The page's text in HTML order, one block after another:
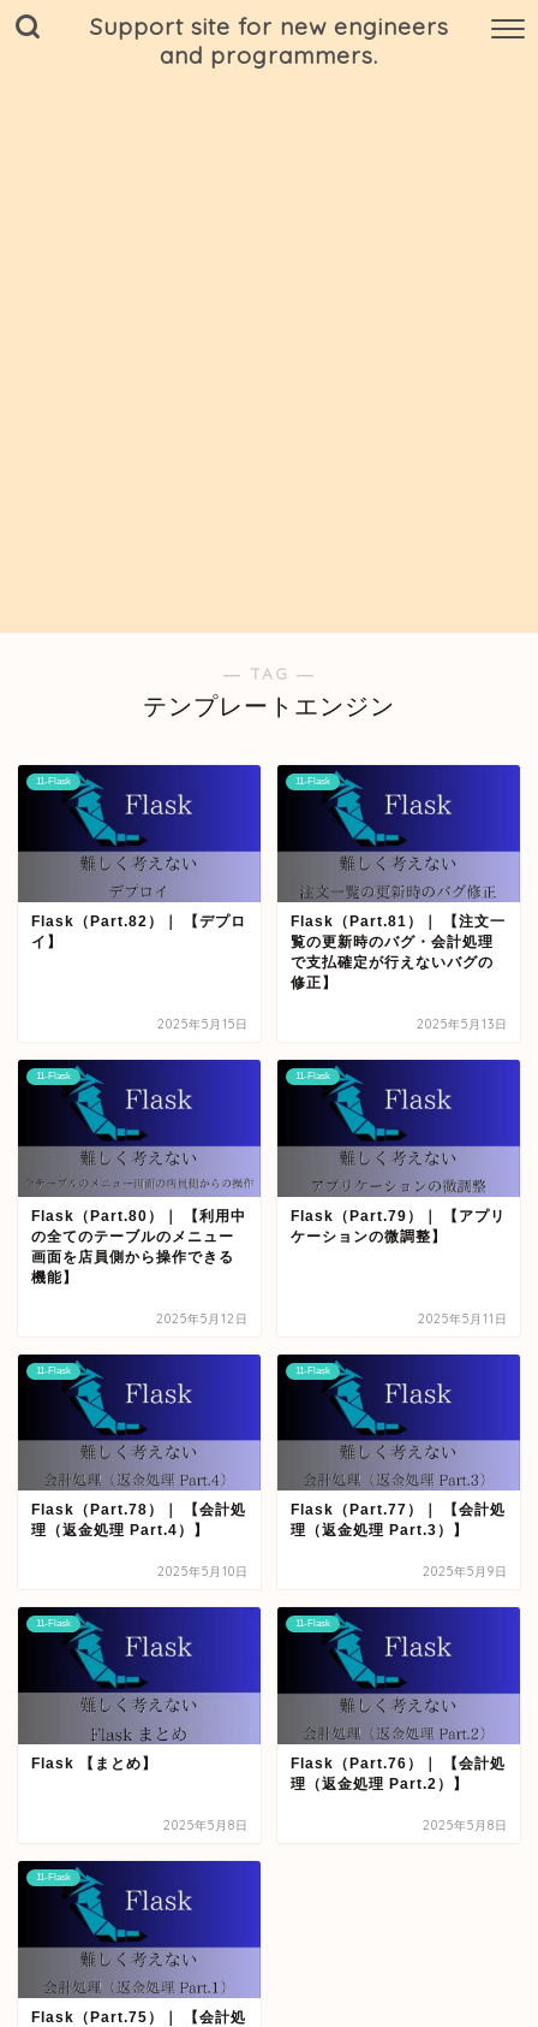
Support site for new engineers
and programmers.
― TAG ―
テンプレートエンジン
11-Flask
Flask（Part.82）｜ 【デプロ
イ】
2025年5月15日
11-Flask
Flask（Part.81）｜ 【注文一
覧の更新時のバグ・会計処理
で支払確定が行えないバグの
修正】
2025年5月13日
11-Flask
Flask（Part.80）｜ 【利用中
の全てのテーブルのメニュー
画面を店員側から操作できる
機能】
2025年5月12日
11-Flask
Flask（Part.79）｜ 【アプリ
ケーションの微調整】
2025年5月11日
11-Flask
Flask（Part.78）｜ 【会計処
理（返金処理 Part.4）】
2025年5月10日
11-Flask
Flask（Part.77）｜ 【会計処
理（返金処理 Part.3）】
2025年5月9日
11-Flask
Flask 【まとめ】
2025年5月8日
11-Flask
Flask（Part.76）｜ 【会計処
理（返金処理 Part.2）】
2025年5月8日
11-Flask
Flask（Part.75）｜ 【会計処